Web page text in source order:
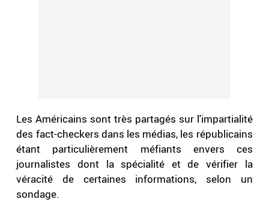
Les Américains sont très partagés sur l'impartialité
des fact-checkers dans les médias, les républicains
étant particulièrement méfiants envers ces
journalistes dont la spécialité et de vérifier la
véracité de certaines informations, selon un
sondage.